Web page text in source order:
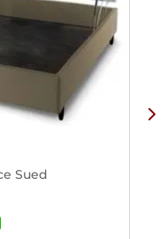
Sued